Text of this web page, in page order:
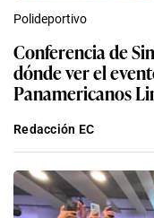
Polideportivo
Conferencia de
dónde ver el
Panamericanos
Redacción EC